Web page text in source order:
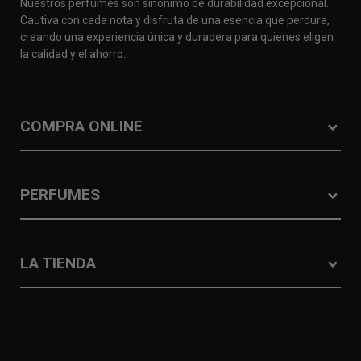
Nuestros perfumes son sinónimo de durabilidad excepcional.
Cautiva con cada nota y disfruta de una esencia que perdura,
creando una experiencia única y duradera para quienes eligen
la calidad y el ahorro.
COMPRA ONLINE
PERFUMES
LA TIENDA